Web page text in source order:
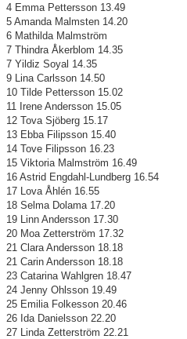
4 Emma Pettersson 13.49
5 Amanda Malmsten 14.20
6 Mathilda Malmström
7 Thindra Åkerblom 14.35
7 Yildiz Soyal 14.35
9 Lina Carlsson 14.50
10 Tilde Pettersson 15.02
11 Irene Andersson 15.05
12 Tova Sjöberg 15.17
13 Ebba Filipsson 15.40
14 Tove Filipsson 16.23
15 Viktoria Malmström 16.49
16 Astrid Engdahl-Lundberg 16.54
17 Lova Åhlén 16.55
18 Selma Dolama 17.20
19 Linn Andersson 17.30
20 Moa Zetterström 17.32
21 Clara Andersson 18.18
21 Carin Andersson 18.18
23 Catarina Wahlgren 18.47
24 Jenny Ohlsson 19.49
25 Emilia Folkesson 20.46
26 Ida Danielsson 22.20
27 Linda Zetterström 22.21